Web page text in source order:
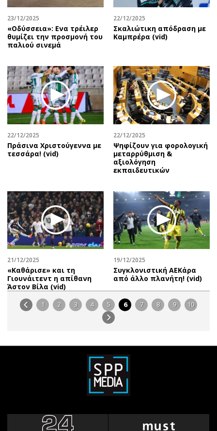
23/12/2025
«Οδύσσεια»: Ενα τρέιλερ
θυμίζει την προσμονή του
παλιού σινεμά
22/12/2025
Σκαλιώτικη απόδραση με
Καμπρέρα (vid)
22/12/2025
Πράσινα Χριστούγεννα με
τεσσάρα! (vid)
22/12/2025
Ψηφίζουν για φορολογική
μεταρρύθμιση &
αξιολόγηση
εκπαιδευτικών
21/12/2025
«Καθάρισε» και τη
Γιουνάιτεντ η απίθανη
Άστον Βίλα (vid)
19/12/2025
Συγκλονιστική ΑΕΚάρα
από άλλο πλανήτη! (vid)
1 2 3 4 5 6 7 8 9 10